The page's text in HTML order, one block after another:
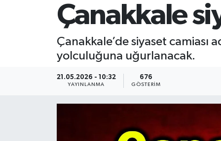
Çanakkale
Çanakkale’de siyaset
yolculuğuna uğurlanacak.
21.05.2026 - 10:32
YAYINLANMA
676
GÖSTERIM
Ekonomi
Kültür ve Sanat
Süper Lig Puan Durumu ve Fikstür
Son Dakika Haberleri
Haber Arşivi